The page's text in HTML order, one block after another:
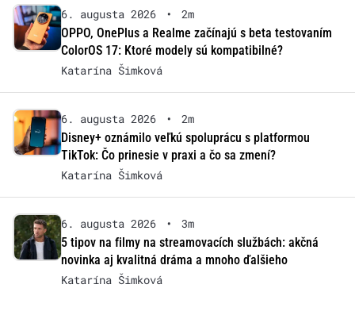
6. augusta 2026 •
2m
OPPO, OnePlus a Realme začínajú s beta testovaním
ColorOS 17: Ktoré modely sú kompatibilné?
Katarína Šimková
6. augusta 2026 •
2m
Disney+ oznámilo veľkú spoluprácu s platformou
TikTok: Čo prinesie v praxi a čo sa zmení?
Katarína Šimková
6. augusta 2026 •
3m
5 tipov na filmy na streamovacích službách: akčná
novinka aj kvalitná dráma a mnoho ďalšieho
Katarína Šimková